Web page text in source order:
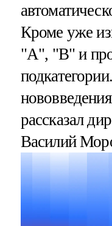
Кроме уже
"А", "В" и
рассказал
Василий